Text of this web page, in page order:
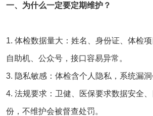
一、为什么一定要定期维护？
1. 体检数据量大：姓名、身份证、体检项
自助机、公众号，接口容易异常。
3. 隐私敏感：体检含个人隐私，系统漏洞
4. 法规要求：卫健、医保要求数据安全
份，不维护会被督查处罚。